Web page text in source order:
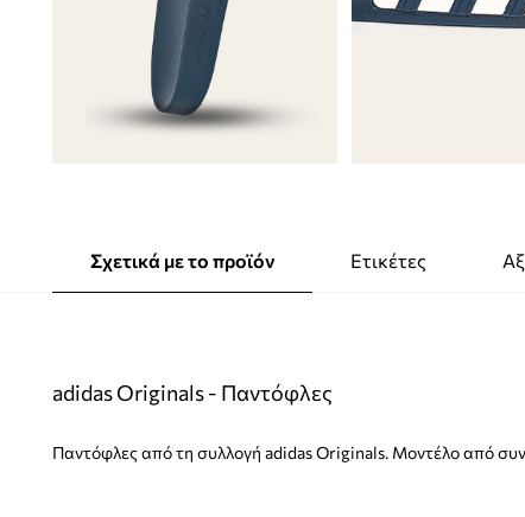
Σχετικά με το προϊόν Ετικέτες
adidas Originals - Παντόφλες
Παντόφλες από τη συλλογή adidas Originals. Μοντέλο από